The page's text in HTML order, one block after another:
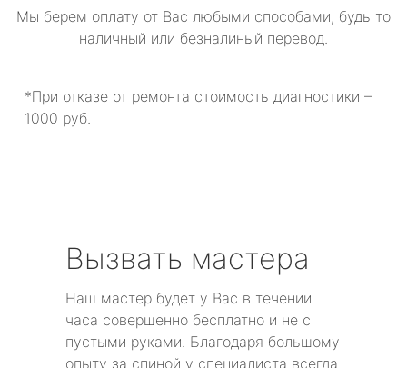
Мы берем оплату от Вас любыми способами, будь то
наличный или безналиный перевод.
*При отказе от ремонта стоимость диагностики –
1000 руб.
Вызвать мастера
Наш мастер будет у Вас в течении
часа совершенно бесплатно и не с
пустыми руками. Благодаря большому
опыту за спиной у специалиста всегда